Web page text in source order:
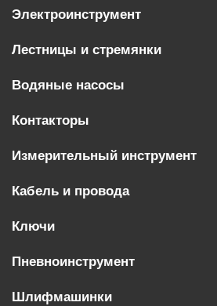
Электроинструмент
Лестницы и стремянки
Водяные насосы
Контакторы
Измерительный инструмент
Кабель и провода
Ключи
Пневноинструмент
Шлифмашинки